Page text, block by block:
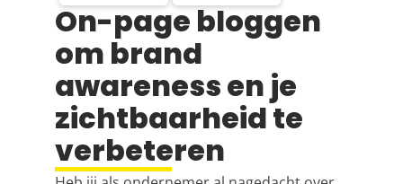
On-page bloggen
om brand
awareness en je
zichtbaarheid te
verbeteren